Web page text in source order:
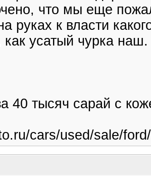
что мы еще
руках к власти
как усатый чурка наш.
40 тысяч сарай с
cars/used/sale/